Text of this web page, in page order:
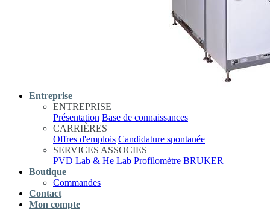
Entreprise
ENTREPRISE
Présentation Base de connaissances
CARRIÈRES
Offres d'emplois Candidature spontanée
SERVICES ASSOCIES
PVD Lab & He Lab Profilomètre BRUKER
Boutique
Commandes
Contact
Mon compte